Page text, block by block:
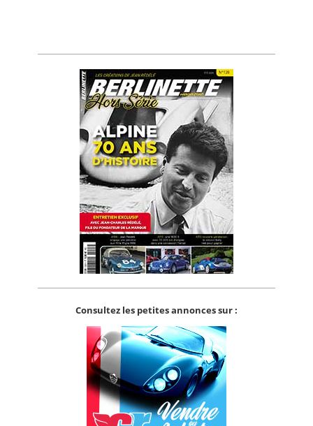
Consultez les petites annonces sur :